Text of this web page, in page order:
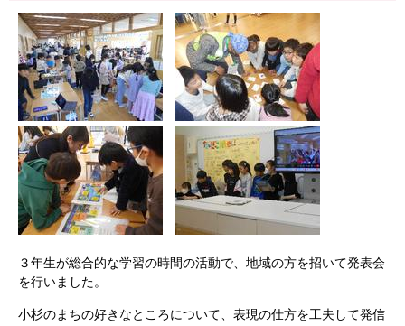
３年生が総合的な学習の時間の活動で、地域の方を招いて発表会
を行いました。
小杉のまちの好きなところについて、表現の仕方を工夫して発信